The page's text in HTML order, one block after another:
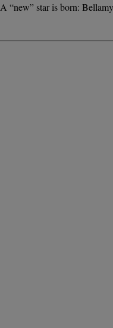
A “new” star is born: